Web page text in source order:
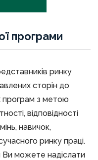
програми
ринку
сторін до
програм з метою
відповідності
навичок,
ринку праці.
Ви можете надіслати